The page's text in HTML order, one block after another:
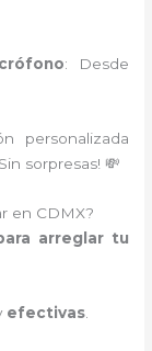
: Desde
personalizada
sorpresas! 💸
en CDMX?
arreglar tu
efectivas